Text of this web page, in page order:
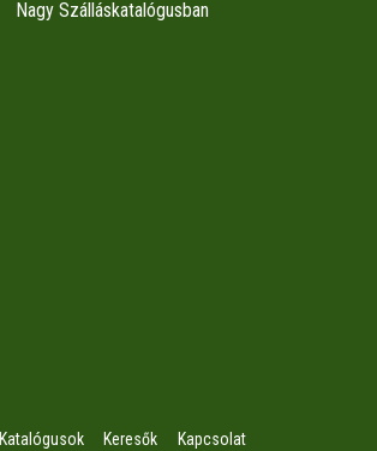
Nagy Szálláskatalógusban
Katalógusok Keresők Kapcsolat